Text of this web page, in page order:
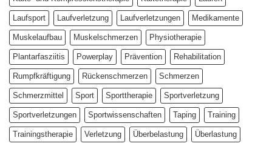
Laufsport Laufverletzung Laufverletzungen Medikamente
Muskelaufbau Muskelschmerzen Physiotherapie
Plantarfasziitis Powerplay Prävention Rehabilitation
Rumpfkräftigung Rückenschmerzen Schmerzen
Schmerzmittel Sport Sporttherapie Sportverletzung
Sportverletzungen Sportwissenschaften Taping Training
Trainingstherapie Verletzung Überbelastung Überlastung